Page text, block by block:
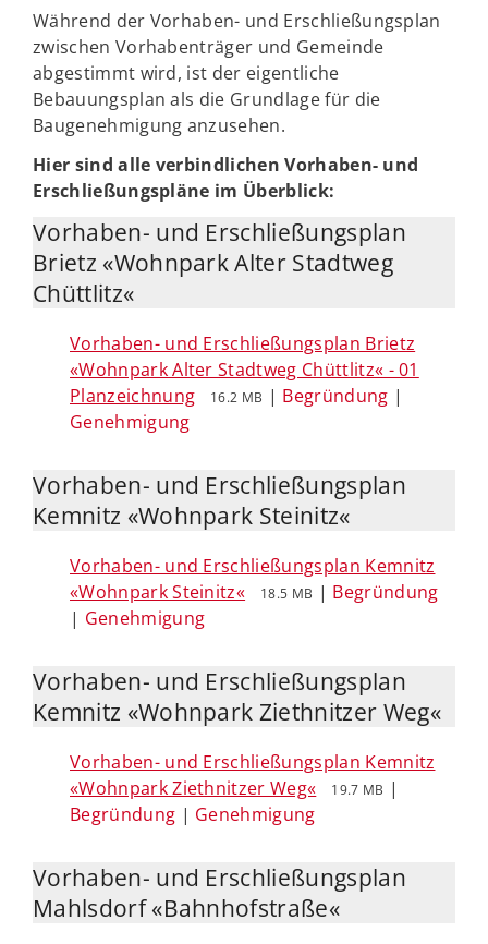
Während der Vorhaben- und Erschließungsplan
zwischen Vorhabenträger und Gemeinde
abgestimmt wird, ist der eigentliche
Bebauungsplan als die Grundlage für die
Baugenehmigung anzusehen.
Hier sind alle verbindlichen Vorhaben- und
Erschließungspläne im Überblick:
Vorhaben- und Erschließungsplan
Brietz «Wohnpark Alter Stadtweg
Chüttlitz«
Vorhaben- und Erschließungsplan Brietz
«Wohnpark Alter Stadtweg Chüttlitz« - 01
Planzeichnung
16.2 MB | Begründung |
Genehmigung
Vorhaben- und Erschließungsplan
Kemnitz «Wohnpark Steinitz«
Vorhaben- und Erschließungsplan Kemnitz
«Wohnpark Steinitz«
18.5 MB | Begründung
| Genehmigung
Vorhaben- und Erschließungsplan
Kemnitz «Wohnpark Ziethnitzer Weg«
Vorhaben- und Erschließungsplan Kemnitz
«Wohnpark Ziethnitzer Weg«
19.7 MB |
Begründung | Genehmigung
Vorhaben- und Erschließungsplan
Mahlsdorf «Bahnhofstraße«